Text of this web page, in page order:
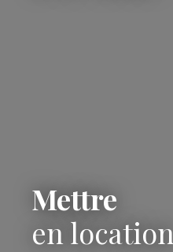
Mettre
en location